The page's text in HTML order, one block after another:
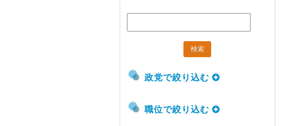
政党で絞り込む
職位で絞り込む